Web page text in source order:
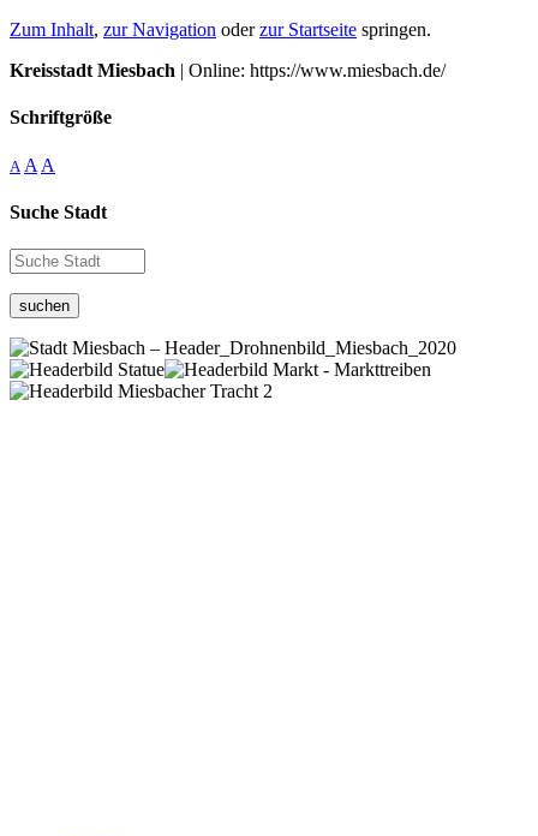
Zum Inhalt, zur Navigation oderzur Startseite springen.
Kreisstadt Miesbach | Online: https://www.miesbach.de/
Schriftgröße
A A A
Suche Stadt
suchen